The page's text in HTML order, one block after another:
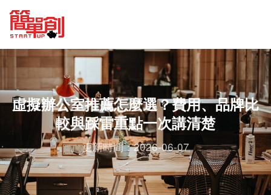
虛擬辦公室推薦怎麼選？費用、品牌比
較與踩雷重點一次講清楚
更新時間：2026-06-07